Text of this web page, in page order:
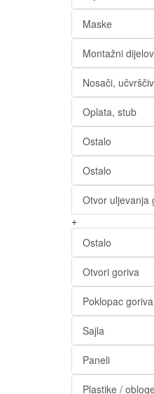
Maske
Montažni
Nosači,
Oplata, stub
Ostalo
Ostalo
Otvor uljevanja
+
Ostalo
Otvori goriva
Poklopac goriva
Sajla
Paneli
Plastike /